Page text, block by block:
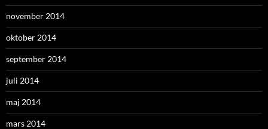
november 2014
oktober 2014
september 2014
juli 2014
maj 2014
mars 2014